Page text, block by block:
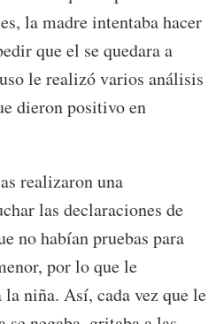
la madre intentaba hacer
que el se quedara a
le realizó varios análisis
dieron positivo en
realizaron una
las declaraciones de
no habían pruebas para
por lo que le
niña. Así, cada vez que le